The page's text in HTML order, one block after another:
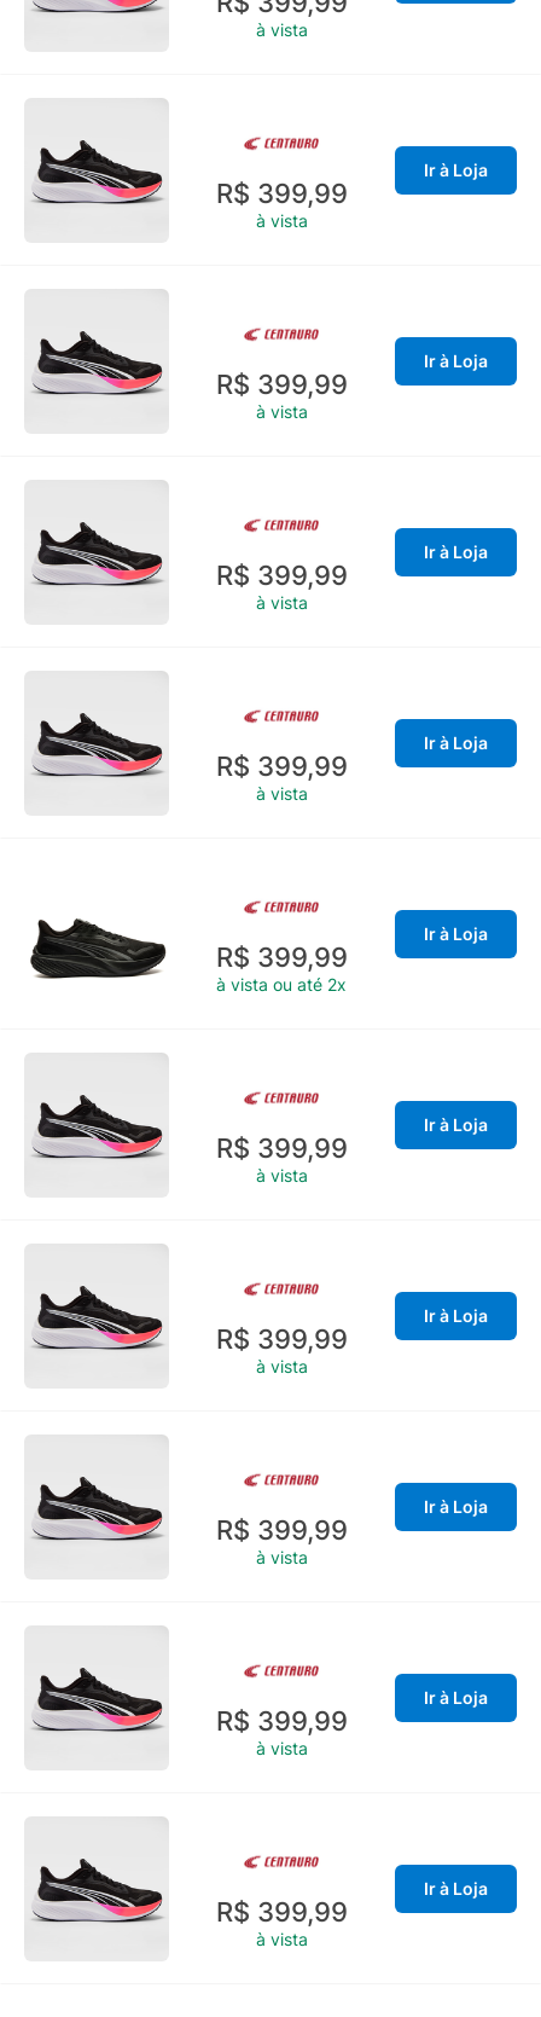
à vista
R$ 399,99
à vista
Ir à Loja
R$ 399,99
à vista
Ir à Loja
R$ 399,99
à vista
Ir à Loja
R$ 399,99
à vista
Ir à Loja
R$ 399,99
à vista ou até 2x
Ir à Loja
R$ 399,99
à vista
Ir à Loja
R$ 399,99
à vista
Ir à Loja
R$ 399,99
à vista
Ir à Loja
R$ 399,99
à vista
Ir à Loja
R$ 399,99
à vista
Ir à Loja